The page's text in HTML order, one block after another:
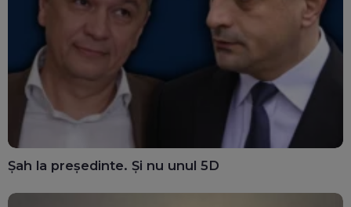
Șah la președinte. Și nu unul 5D